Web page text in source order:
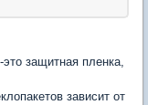
защитная пленка,
зависит от